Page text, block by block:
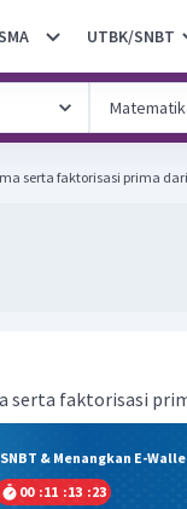
UTBK/SNBT
serta faktorisasi prima
serta faktorisasi
& Menangkan E-
00 :11 :13 :23